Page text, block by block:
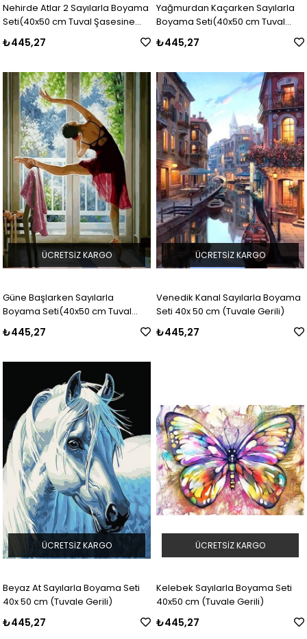
Nehirde Atlar 2 Sayılarla Boyama
Seti(40x50 cm Tuval Şasesine
₺445,27
Yağmurdan Kaçarken Sayılarla
Boyama Seti(40x50 cm Tuval
₺445,27
Güne Başlarken Sayılarla
Boyama Seti(40x50 cm Tuval
Şasesine Gerili)
₺445,27
ÜCRETSIZ KARGO
Venedik Kanal Sayılarla Boyama
Seti 40x 50 cm (Tuvale Gerili)
₺445,27
ÜCRETSIZ KARGO
Beyaz At Sayılarla Boyama Seti
40x 50 cm (Tuvale Gerili)
₺445,27
ÜCRETSIZ KARGO
Kelebek Sayılarla Boyama Seti
40x50 cm (Tuvale Gerili)
₺445,27
ÜCRETSIZ KARGO